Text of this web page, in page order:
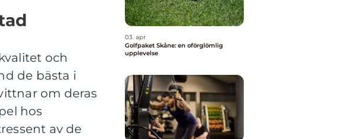
och
de bästa i
om deras
hos
av de
03. apr
Golfpaket Skåne: en oförglömlig
upplevelse